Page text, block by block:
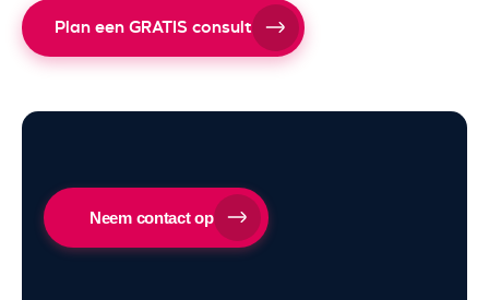
Plan een GRATIS consult
Neem contact op